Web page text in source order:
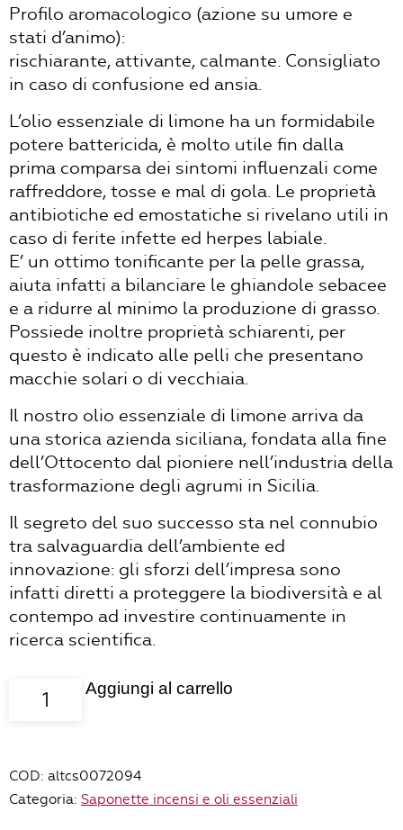
Profilo aromacologico (azione su umore e
stati d’animo):
rischiarante, attivante, calmante. Consigliato
in caso di confusione ed ansia.
L’olio essenziale di limone ha un formidabile
potere battericida, è molto utile fin dalla
prima comparsa dei sintomi influenzali come
raffreddore, tosse e mal di gola. Le proprietà
antibiotiche ed emostatiche si rivelano utili in
caso di ferite infette ed herpes labiale.
E’ un ottimo tonificante per la pelle grassa,
aiuta infatti a bilanciare le ghiandole sebacee
e a ridurre al minimo la produzione di grasso.
Possiede inoltre proprietà schiarenti, per
questo è indicato alle pelli che presentano
macchie solari o di vecchiaia.
Il nostro olio essenziale di limone arriva da
una storica azienda siciliana, fondata alla fine
dell’Ottocento dal pioniere nell’industria della
trasformazione degli agrumi in Sicilia.
Il segreto del suo successo sta nel connubio
tra salvaguardia dell’ambiente ed
innovazione: gli sforzi dell’impresa sono
infatti diretti a proteggere la biodiversità e al
contempo ad investire continuamente in
ricerca scientifica.
essenziale
-
La
Aggiungi al carrello
COD: altcs0072094
Categoria: Saponette incensi e oli essenziali